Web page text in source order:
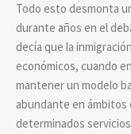
Todo esto desmonta
durante años en el
decía que la
económicos, cuando
mantener un modelo
abundante en ámbitos
determinados